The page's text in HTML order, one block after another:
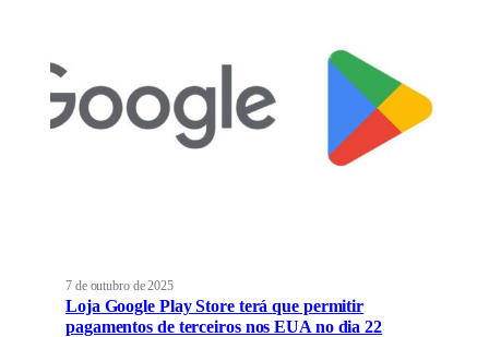
7 de outubro de 2025
Loja Google Play Store terá que permitir
pagamentos de terceiros nos EUA no dia 22